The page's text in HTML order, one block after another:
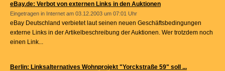
eBay.de: Verbot von externen Links in den Auktionen
Eingetragen in Internet am 03.12.2003 um 07:01 Uhr
eBay Deutschland verbietet laut seinen neuen Geschäftsbedingungen
externe Links in der Artikelbeschreibung der Auktionen. Wer trotzdem noch
einen Link...
Berlin: Linksalternatives Wohnprojekt "Yorckstraße 59" soll ...